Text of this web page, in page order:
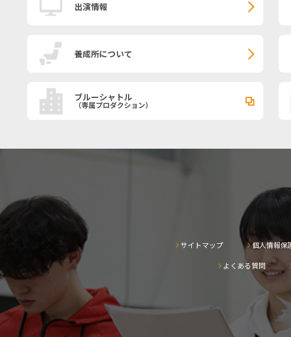
出演情報
養成所について
ブルーシャトル
（専属プロダクション）
サイトマップ 個人情報保
よくある質問